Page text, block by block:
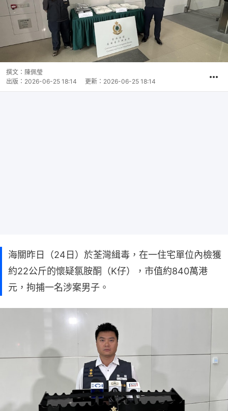
撰文： 陳佩瑩
出版： 2026-06-25 18:14 更新： 2026-06-25 18:14
海關昨日（24日）於荃灣緝毒，在一住宅單位內檢獲
約22公斤的懷疑氯胺酮（K仔），市值約840萬港
元，拘捕一名涉案男子。